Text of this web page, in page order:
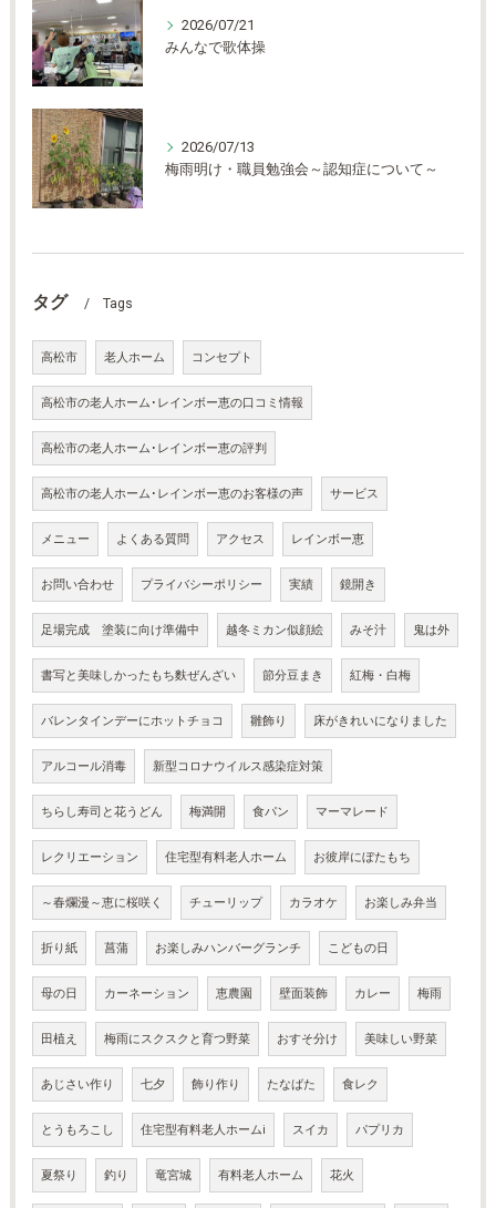
2026/07/21
みんなで歌体操
2026/07/13
梅雨明け・職員勉強会～認知症について～
タグ Tags
高松市 老人ホーム コンセプト
高松市の老人ホーム･レインボー恵の口コミ情報
高松市の老人ホーム･レインボー恵の評判
高松市の老人ホーム･レインボー恵のお客様の声 サービス
メニュー よくある質問 アクセス レインボー恵
お問い合わせ プライバシーポリシー 実績 鏡開き
足場完成 塗装に向け準備中 越冬ミカン似顔絵 みそ汁 鬼は外
書写と美味しかったもち麩ぜんざい 節分豆まき 紅梅・白梅
バレンタインデーにホットチョコ 雛飾り 床がきれいになりました
アルコール消毒 新型コロナウイルス感染症対策
ちらし寿司と花うどん 梅満開 食パン マーマレード
レクリエーション 住宅型有料老人ホーム お彼岸にぼたもち
～春爛漫～恵に桜咲く チューリップ カラオケ お楽しみ弁当
折り紙 菖蒲 お楽しみハンバーグランチ こどもの日
母の日 カーネーション 恵農園 壁面装飾 カレー 梅雨
田植え 梅雨にスクスクと育つ野菜 おすそ分け 美味しい野菜
あじさい作り 七夕 飾り作り たなばた 食レク
とうもろこし 住宅型有料老人ホームi スイカ パプリカ
夏祭り 釣り 竜宮城 有料老人ホーム 花火